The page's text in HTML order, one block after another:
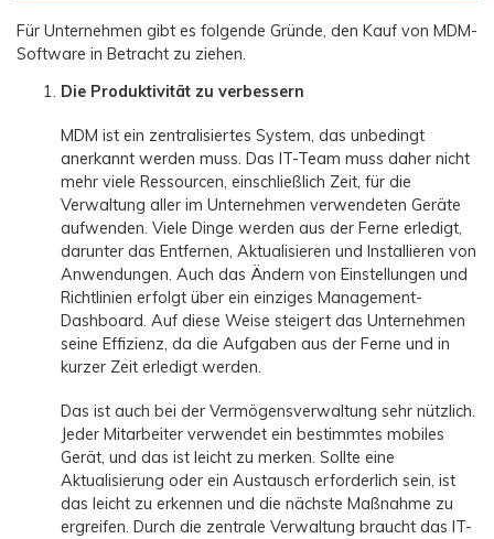
Für Unternehmen gibt es folgende Gründe, den Kauf von MDM-
Software in Betracht zu ziehen.
Die Produktivität zu verbessern
MDM ist ein zentralisiertes System, das unbedingt
anerkannt werden muss. Das IT-Team muss daher nicht
mehr viele Ressourcen, einschließlich Zeit, für die
Verwaltung aller im Unternehmen verwendeten Geräte
aufwenden. Viele Dinge werden aus der Ferne erledigt,
darunter das Entfernen, Aktualisieren und Installieren von
Anwendungen. Auch das Ändern von Einstellungen und
Richtlinien erfolgt über ein einziges Management-
Dashboard. Auf diese Weise steigert das Unternehmen
seine Effizienz, da die Aufgaben aus der Ferne und in
kurzer Zeit erledigt werden.
Das ist auch bei der Vermögensverwaltung sehr nützlich.
Jeder Mitarbeiter verwendet ein bestimmtes mobiles
Gerät, und das ist leicht zu merken. Sollte eine
Aktualisierung oder ein Austausch erforderlich sein, ist
das leicht zu erkennen und die nächste Maßnahme zu
ergreifen. Durch die zentrale Verwaltung braucht das IT-